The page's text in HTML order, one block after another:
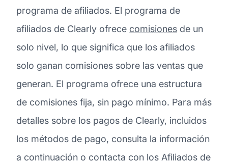
programa de afiliados. El programa de
afiliados de Clearly ofrece comisiones de un
solo nivel, lo que significa que los afiliados
solo ganan comisiones sobre las ventas que
generan. El programa ofrece una estructura
de comisiones fija, sin pago mínimo. Para más
detalles sobre los pagos de Clearly, incluidos
los métodos de pago, consulta la información
a continuación o contacta con los Afiliados de